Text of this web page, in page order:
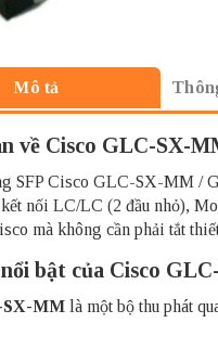
Mô tả
về Cisco GLC-SX-
SFP Cisco GLC-SX-MM /
nối LC/LC (2 đầu nhỏ),
mà không cần phải tắt
bật của Cisco
SX-MM là một bộ thu phát